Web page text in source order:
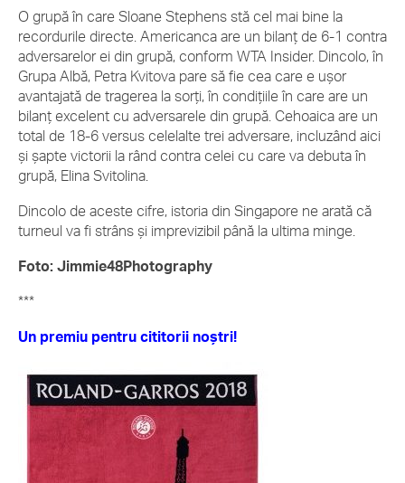
O grupă în care Sloane Stephens stă cel mai bine la
recordurile directe. Americanca are un bilanț de 6-1 contra
adversarelor ei din grupă, conform WTA Insider. Dincolo, în
Grupa Albă, Petra Kvitova pare să fie cea care e ușor
avantajată de tragerea la sorți, în condițiile în care are un
bilanț excelent cu adversarele din grupă. Cehoaica are un
total de 18-6 versus celelalte trei adversare, incluzând aici
și șapte victorii la rând contra celei cu care va debuta în
grupă, Elina Svitolina.
Dincolo de aceste cifre, istoria din Singapore ne arată că
turneul va fi strâns și imprevizibil până la ultima minge.
Foto: Jimmie48Photography
***
Un premiu pentru cititorii noștri!